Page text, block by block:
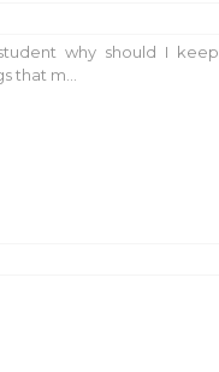
why should I keep
that m...